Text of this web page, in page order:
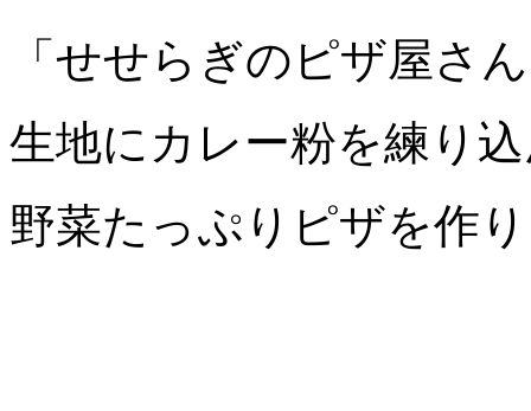
「せせらぎのピザ屋さ
生地にカレー粉を練り
野菜たっぷりピザを作